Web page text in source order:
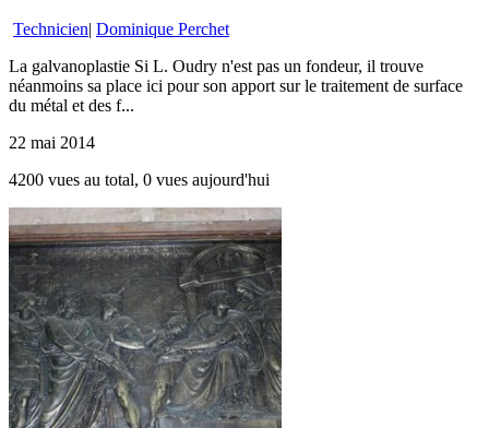
Technicien| Dominique Perchet
La galvanoplastie Si L. Oudry n'est pas un fondeur, il trouve
néanmoins sa place ici pour son apport sur le traitement de surface
du métal et des f...
22 mai 2014
4200 vues au total, 0 vues aujourd'hui